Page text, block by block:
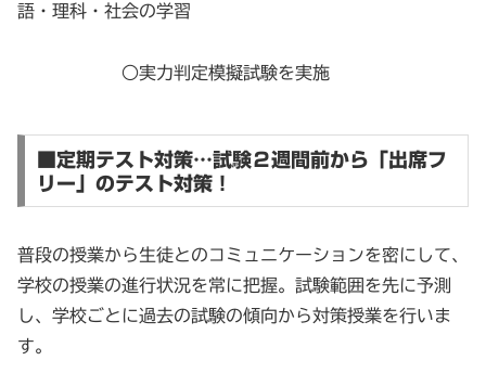
語・理科・社会の学習
○実力判定模擬試験を実施
■定期テスト対策…試験２週間前から「出席フ
リー」のテスト対策！
普段の授業から生徒とのコミュニケーションを密にして、
学校の授業の進行状況を常に把握。試験範囲を先に予測
し、学校ごとに過去の試験の傾向から対策授業を行いま
す。